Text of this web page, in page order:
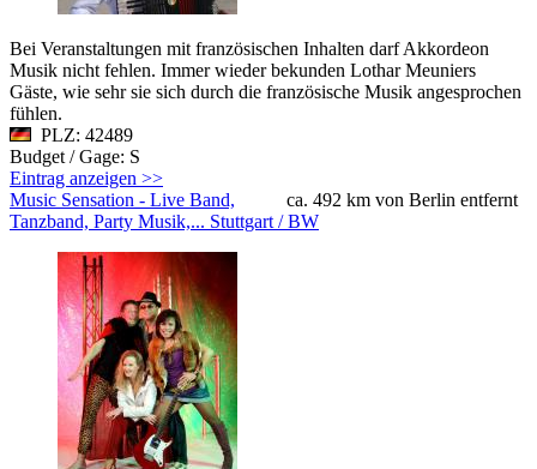
Bei Veranstaltungen mit französischen Inhalten darf Akkordeon
Musik nicht fehlen. Immer wieder bekunden Lothar Meuniers
Gäste, wie sehr sie sich durch die französische Musik angesprochen
fühlen.
PLZ: 42489
Budget / Gage: S
Eintrag anzeigen >>
ca. 492 km von Berlin entfernt
Music Sensation - Live Band,
Tanzband, Party Musik,... Stuttgart / BW